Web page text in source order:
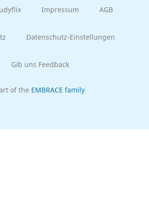
Impressum AGB
Datenschutz-Einstellungen
Gib uns Feedback
of the EMBRACE family